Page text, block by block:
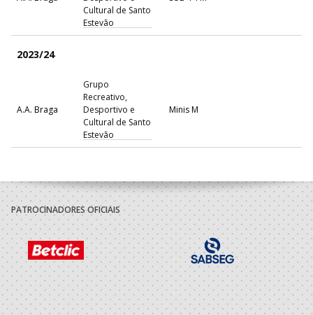
Cultural de Santo
Estevão
2023/24
A.A. Braga
Grupo
Recreativo,
Desportivo e
Cultural de Santo
Estevão
Minis M
PATROCINADORES OFICIAIS